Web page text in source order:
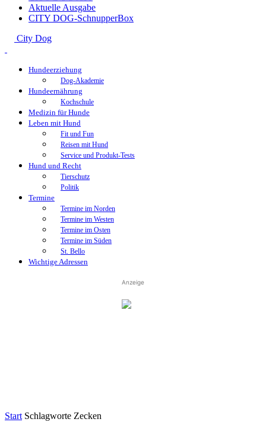
Aktuelle Ausgabe
CITY DOG-SchnupperBox
City Dog
Hundeerziehung
Dog-Akademie
Hundeernährung
Kochschule
Medizin für Hunde
Leben mit Hund
Fit und Fun
Reisen mit Hund
Service und Produkt-Tests
Hund und Recht
Tierschutz
Politik
Termine
Termine im Norden
Termine im Westen
Termine im Osten
Termine im Süden
St. Bello
Wichtige Adressen
Anzeige
Start Schlagworte Zecken